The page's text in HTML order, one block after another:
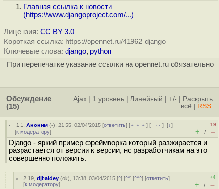
Главная ссылка к новости
(https://www.djangoproject.com/...)
Лицензия: CC BY 3.0
Короткая ссылка: https://opennet.ru/41962-django
Ключевые слова: django, python
При перепечатке указание ссылки на opennet.ru обязательно
Обсуждение
(15)
Ajax 1 уровень Линейный +/-
Раскрыть
всё
RSS
1.1 ,Аноним (-), 21:55, 02/04/2015 [ответить] [ ﹢﹢﹢] [ · · ·][↓]
[к модератору]
–19
+ / –
Django - яркий пример фреймворка который разжирается и
разрастается от версии к версии, но разработчикам на это
совершенно положить.
2.19 ,djbaldey (ok), 13:38, 03/04/2015 [^] [^^] [^^^] [ответить]
[к модератору]
+4
+ / –